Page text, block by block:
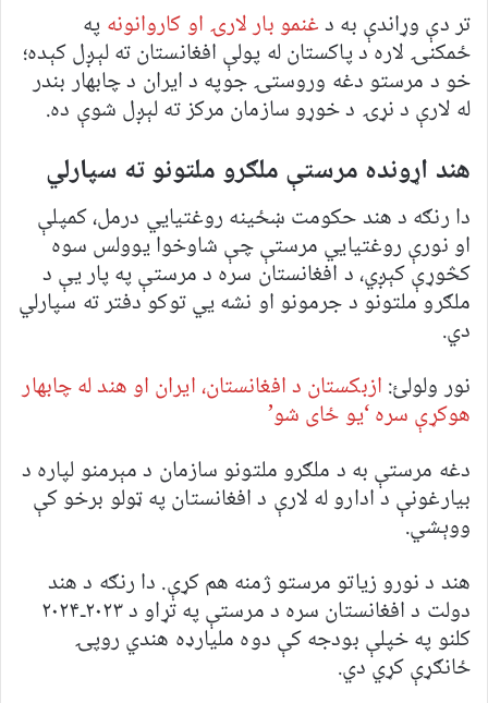
تر دې وړاندې به دغنمو بار لارۍ او کاروانونه په
ځمکنۍ لاره د پاکستان له پولې افغانستان ته لېږل کېده؛
خو د مرستو دغه وروستۍ جوپه د ایران د چابهار بندر
له لارې د نړۍ د خوړو سازمان مرکز ته لېږل شوې ده.
هند اړونده مرستې ملګرو ملتونو ته سپارلي
دا رنګه د هند حکومت ښځینه روغتیایي درمل، کمپلې
او نورې روغتیایي مرستې چې شاوخوا یوولس سوه
کڅوړې کېږي، د افغانستان سره د مرستې په پار یې د
ملګرو ملتونو د جرمونو او نشه یي توکو دفتر ته سپارلي
دي.
نور ولولئ: ازبکستان د افغانستان، ایران او هند له چابهار
هوکړې سره ‘یو ځای شو’
دغه مرستې به د ملګرو ملتونو سازمان د مېرمنو لپاره د
بیارغونې د ادارو له لارې د افغانستان په ټولو برخو کې
ووېشي.
هند د نورو زیاتو مرستو ژمنه هم کړې. دا رنګه د هند
دولت د افغانستان سره د مرستې په تړاو د ۲۰۲۳ـ۲۰۲۴
کلنو په خپلې بودجه کې دوه ملیار‌‌‌‌‌‌ډه هندي روپۍ
ځانګړې کړي دي.